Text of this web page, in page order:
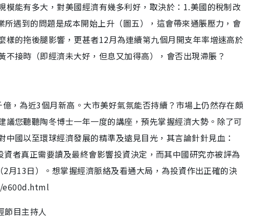
能有多大，對美國經濟有幾多利好，取決於：1.美國的稅制改
遇到的問題是成本開始上升（圖五），這會帶來通脹壓力，會
的拖後腿影響，更甚者12月為連續第九個月開支年率增速高於
接時（即經濟未大好，但息又加得高），會否出現滯脹？
，為近3個月新高。大市美好氣氛能否持續？市場上仍然存在頗
您聽聽陶冬博士一年一度的講座，預先掌握經濟大勢。除了可
國以至環球經濟發展的精準及遠見目光，其言論針針見血：
者真正需要讀及最終會影響投資決定，而其中國研究亦被評為
月13日）。想掌握經濟脈絡及看通大局，為投資作出正確的決
e600d.html
節目主持人